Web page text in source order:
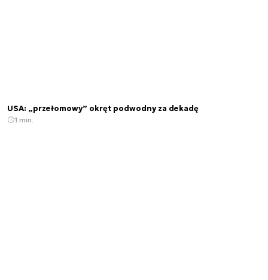
USA: „przełomowy” okręt podwodny za dekadę
1 min.